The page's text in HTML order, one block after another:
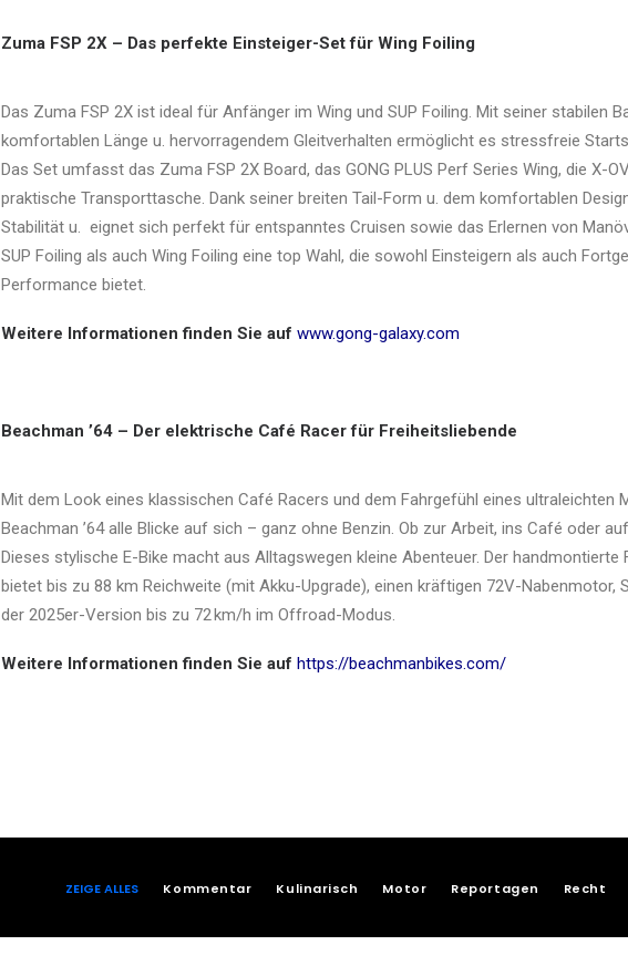
Zuma FSP 2X – Das perfekte Einsteiger-Set für Wing Foiling
Das Zuma FSP 2X ist ideal für Anfänger im Wing und SUP Foiling. Mit seiner stabilen
komfortablen Länge u. hervorragendem Gleitverhalten ermöglicht es stressfreie
Das Set umfasst das Zuma FSP 2X Board, das GONG PLUS Perf Series Wing, die X-
praktische Transporttasche. Dank seiner breiten Tail-Form u. dem komfortablen
Stabilität u. eignet sich perfekt für entspanntes Cruisen sowie das Erlernen von
SUP Foiling als auch Wing Foiling eine top Wahl, die sowohl Einsteigern als auch
Performance bietet.
Weitere Informationen finden Sie auf www.gong-galaxy.com
Beachman ’64 – Der elektrische Café Racer für Freiheitsliebende
Mit dem Look eines klassischen Café Racers und dem Fahrgefühl eines ultraleichten
Beachman ’64 alle Blicke auf sich – ganz ohne Benzin. Ob zur Arbeit, ins Café oder
Dieses stylische E-Bike macht aus Alltagswegen kleine Abenteuer. Der handmontierte
bietet bis zu 88 km Reichweite (mit Akku-Upgrade), einen kräftigen 72V-Nabenmotor,
der 2025er-Version bis zu 72 km/h im Offroad-Modus.
Weitere Informationen finden Sie auf https://beachmanbikes.com/
ZEIGE ALLES Kommentar Kulinarisch Motor Reportagen Recht